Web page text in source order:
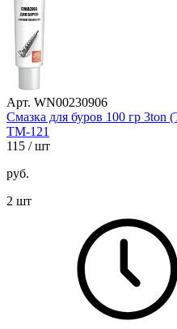
Арт. WN00230906
Cмазка для буров 100 гр 3ton
ТМ-121
115 / шт
руб.
2 шт